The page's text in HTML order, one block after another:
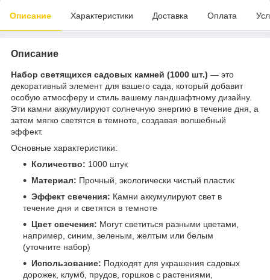
Описание Характеристики Доставка Оплата
Описание
Набор светящихся садовых камней (1000 шт.) — это
декоративный элемент для вашего сада, который добавит
особую атмосферу и стиль вашему ландшафтному дизайну.
Эти камни аккумулируют солнечную энергию в течение дня, а
затем мягко светятся в темноте, создавая волшебный
эффект.
Основные характеристики:
Количество: 1000 штук
Материал: Прочный, экологически чистый пластик
Эффект свечения: Камни аккумулируют свет в
течение дня и светятся в темноте
Цвет свечения: Могут светиться разными цветами,
например, синим, зеленым, желтым или белым
(уточните набор)
Использование: Подходят для украшения садовых
дорожек, клумб, прудов, горшков с растениями,